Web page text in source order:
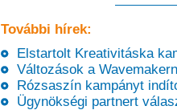
További hírek:
Elstartolt Kreativitáska
Változások a
Rózsaszín kampányt
Ügynökségi partnert